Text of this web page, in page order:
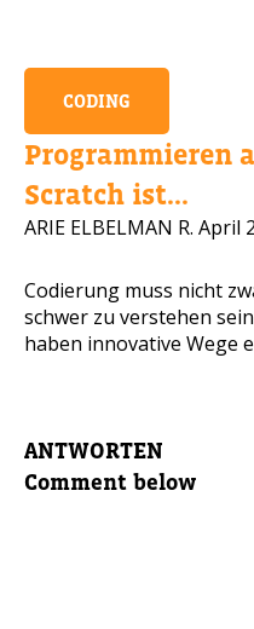
CODING
Programmieren
Scratch ist...
ARIE ELBELMAN R. April
Codierung muss nicht
schwer zu verstehen
haben innovative Wege
ANTWORTEN
Comment below